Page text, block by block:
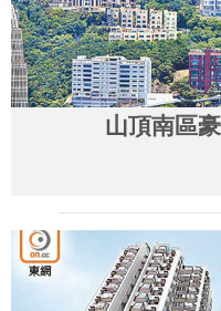
山頂南區